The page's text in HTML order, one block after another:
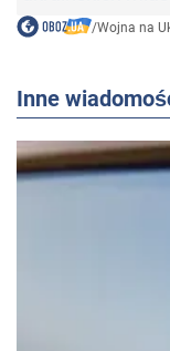
/Wojna na
Inne